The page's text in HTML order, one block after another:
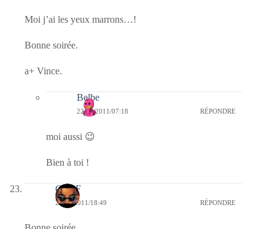
Moi j’ai les yeux marrons…!
Bonne soirée.
a+ Vince.
Belbe
22/03/2011/07:18 RÉPONDRE
moi aussi 😉
Bien à toi !
CLDF
21/03/2011/18:49 RÉPONDRE